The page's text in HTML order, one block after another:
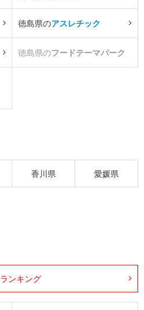
徳島県のアスレチック
徳島県のフードテーマパーク
香川県 愛媛県
ランキング